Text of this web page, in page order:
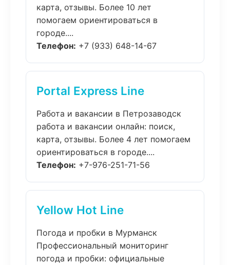
карта, отзывы. Более 10 лет
помогаем ориентироваться в
городе....
Телефон: +7 (933) 648-14-67
Portal Express Line
Работа и вакансии в Петрозаводск
работа и вакансии онлайн: поиск,
карта, отзывы. Более 4 лет помогаем
ориентироваться в городе....
Телефон: +7-976-251-71-56
Yellow Hot Line
Погода и пробки в Мурманск
Профессиональный мониторинг
погода и пробки: официальные